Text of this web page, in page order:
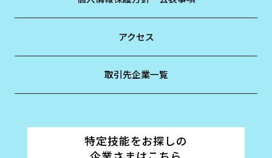
アクセス
取引先企業一覧
特定技能をお探しの